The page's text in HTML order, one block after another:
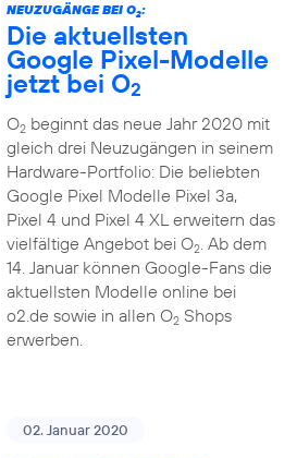
NEUZUGÄNGE BEI O2:
Die aktuellsten
Google Pixel-Modelle
jetzt bei O2
O2beginnt das neue Jahr 2020 mit
gleich drei Neuzugängen in seinem
Hardware-Portfolio: Die beliebten
Google Pixel Modelle Pixel 3a,
Pixel 4 und Pixel 4 XL erweitern das
vielfältige Angebot bei O2. Ab dem
14. Januar können Google-Fans die
aktuellsten Modelle online bei
o2.de sowie in allen O2Shops
erwerben.
02. Januar 2020